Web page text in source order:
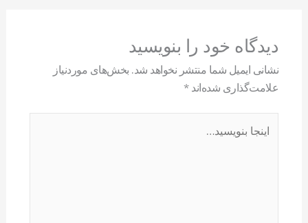
دیدگاه‌ خود را بنویسید
نشانی ایمیل شما منتشر نخواهد شد. بخش‌های موردنیاز
علامت‌گذاری شده‌اند*
بنویسید…